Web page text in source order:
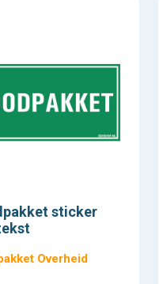
sticker
Overheid